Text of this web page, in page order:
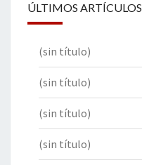
ÚLTIMOS ARTÍCULOS
(sin título)
(sin título)
(sin título)
(sin título)